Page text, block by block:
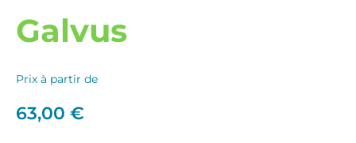
Galvus
Prix à partir de
63,00 €